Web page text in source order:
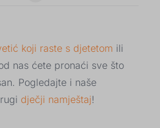
koji raste s djetetom ili
nas ćete pronaći sve što
Pogledajte i naše
dječji namještaj!